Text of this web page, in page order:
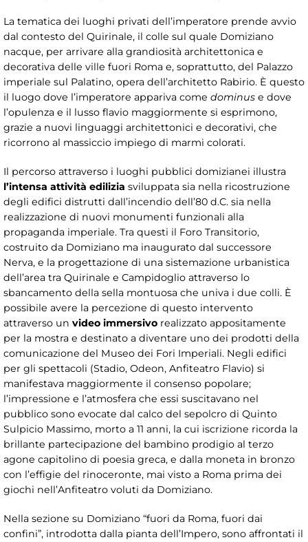
La tematica dei luoghi privati dell’imperatore prende avvio
dal contesto del Quirinale, il colle sul quale Domiziano
nacque, per arrivare alla grandiosità architettonica e
decorativa delle ville fuori Roma e, soprattutto, del Palazzo
imperiale sul Palatino, opera dell’architetto Rabirio. È questo
il luogo dove l’imperatore appariva come dominus e dove
l’opulenza e il lusso flavio maggiormente si esprimono,
grazie a nuovi linguaggi architettonici e decorativi, che
ricorrono al massiccio impiego di marmi colorati.
Il percorso attraverso i luoghi pubblici domizianei illustra
l’intensa attività edilizia sviluppata sia nella ricostruzione
degli edifici distrutti dall’incendio dell’80 d.C. sia nella
realizzazione di nuovi monumenti funzionali alla
propaganda imperiale. Tra questi il Foro Transitorio,
costruito da Domiziano ma inaugurato dal successore
Nerva, e la progettazione di una sistemazione urbanistica
dell’area tra Quirinale e Campidoglio attraverso lo
sbancamento della sella montuosa che univa i due colli. È
possibile avere la percezione di questo intervento
attraverso un video immersivo realizzato appositamente
per la mostra e destinato a diventare uno dei prodotti della
comunicazione del Museo dei Fori Imperiali. Negli edifici
per gli spettacoli (Stadio, Odeon, Anfiteatro Flavio) si
manifestava maggiormente il consenso popolare;
l’impressione e l’atmosfera che essi suscitavano nel
pubblico sono evocate dal calco del sepolcro di Quinto
Sulpicio Massimo, morto a 11 anni, la cui iscrizione ricorda la
brillante partecipazione del bambino prodigio al terzo
agone capitolino di poesia greca, e dalla moneta in bronzo
con l’effigie del rinoceronte, mai visto a Roma prima dei
giochi nell’Anfiteatro voluti da Domiziano.
Nella sezione su Domiziano “fuori da Roma, fuori dai
confini”, introdotta dalla pianta dell’Impero, sono affrontati il